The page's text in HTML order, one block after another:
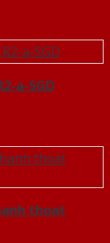
a-SGD
thoat